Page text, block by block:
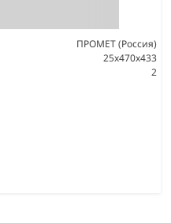
ПРОМЕТ (Россия)
25x470x433
2